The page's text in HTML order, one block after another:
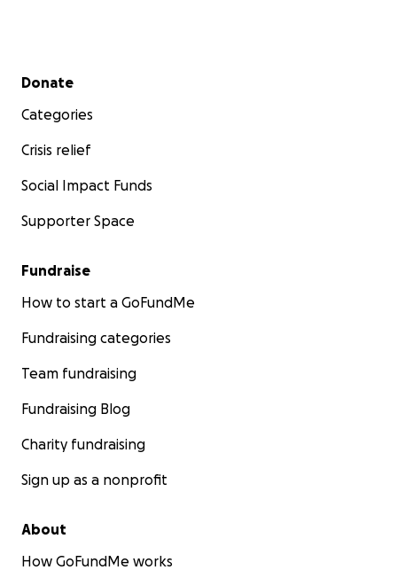
Secondary menu
Donate
Categories
Crisis relief
Social Impact Funds
Supporter Space
Fundraise
How to start a GoFundMe
Fundraising categories
Team fundraising
Fundraising Blog
Charity fundraising
Sign up as a nonprofit
About
How GoFundMe works